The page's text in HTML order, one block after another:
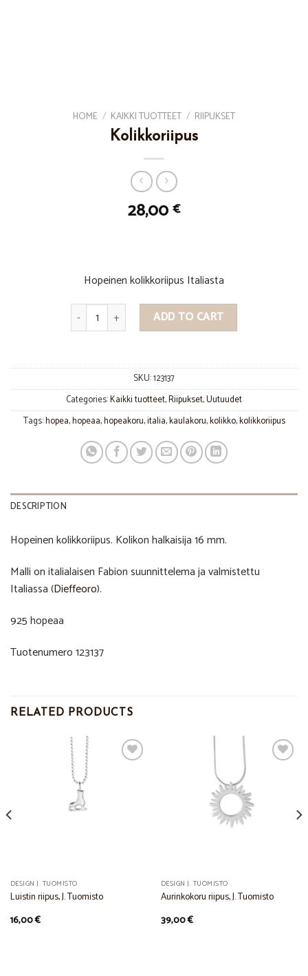
HOME / KAIKKI TUOTTEET / RIIPUKSET
Kolikkoriipus
28,00 €
Hopeinen kolikkoriipus Italiasta
Kolikkoriipus quantityADD TO CART
SKU:123137
Categories:Kaikki tuotteet,Riipukset,Uutuudet
Tags:hopea,hopeaa,hopeakoru,italia,kaulakoru,kolikko,kolikkoriipus
DESCRIPTION
Hopeinen kolikkoriipus. Kolikon halkaisija 16 mm.
Malli on italialaisen Fabion suunnittelema ja valmistettu
Italiassa (Dieffeoro).
925 hopeaa
Tuotenumero 123137
RELATED PRODUCTS
DESIGN J. TUOMISTO
Luistin riipus, J. Tuomisto
16,00€
DESIGN J. TUOMISTO
Aurinkokoru riipus, J. Tuomisto
39,00€